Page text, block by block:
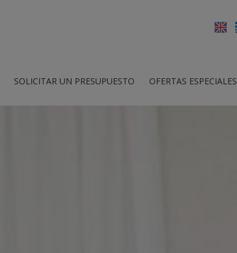
SOLICITAR UN PRESUPUESTO OFERTAS ESPECIALES